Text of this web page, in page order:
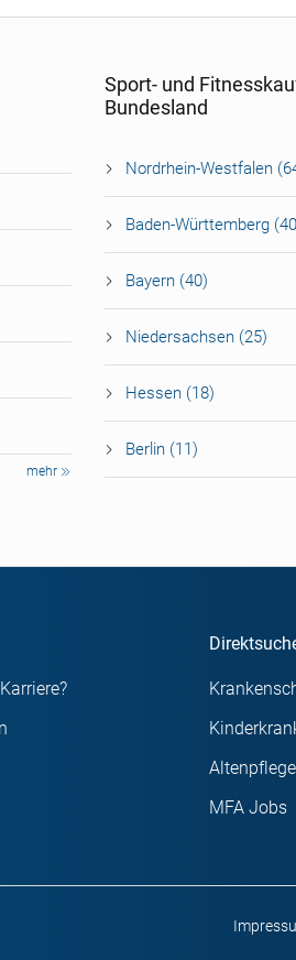
mehr
Sport- und
Bundesland
Nordrhein-Westfalen
Baden-Württemberg
Bayern (40)
Niedersachsen (25)
Hessen (18)
Berlin (11)
MFA Jobs